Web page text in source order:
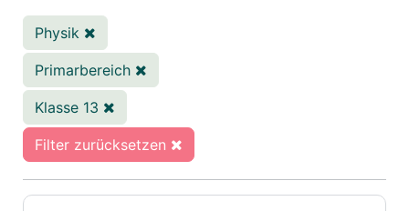
Physik
Primarbereich
Klasse 13
Filter zurücksetzen